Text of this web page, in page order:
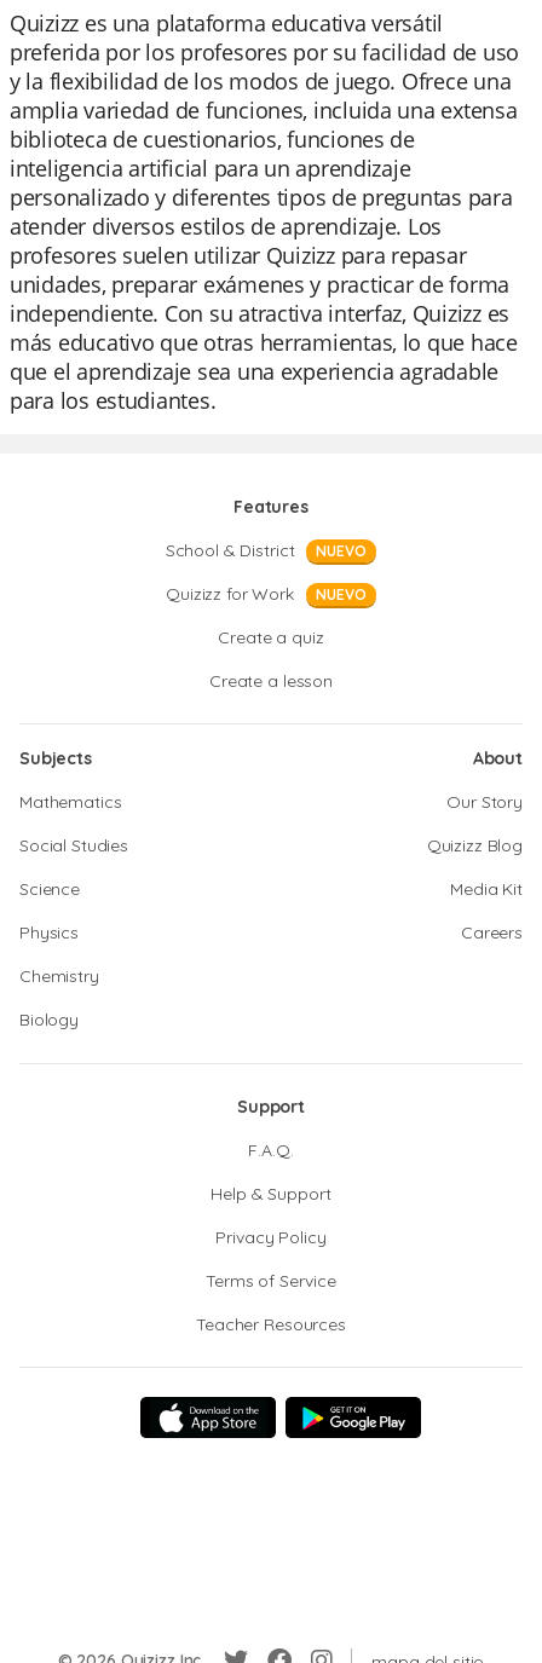
Quizizz es una plataforma educativa versátil
preferida por los profesores por su facilidad de uso
y la flexibilidad de los modos de juego. Ofrece una
amplia variedad de funciones, incluida una extensa
biblioteca de cuestionarios, funciones de
inteligencia artificial para un aprendizaje
personalizado y diferentes tipos de preguntas para
atender diversos estilos de aprendizaje. Los
profesores suelen utilizar Quizizz para repasar
unidades, preparar exámenes y practicar de forma
independiente. Con su atractiva interfaz, Quizizz es
más educativo que otras herramientas, lo que hace
que el aprendizaje sea una experiencia agradable
para los estudiantes.
Features
School & District
NUEVO
Quizizz for Work NUEVO
Create a quiz
Create a lesson
Subjects
Mathematics
Social Studies
Science
Physics
Chemistry
Biology
About
Our Story
Quizizz Blog
Media Kit
Careers
Support
F.A.Q.
Help & Support
Privacy Policy
Terms of Service
Teacher Resources